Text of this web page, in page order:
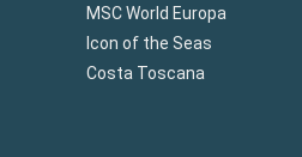
MSC World Europa
Icon of the Seas
Costa Toscana